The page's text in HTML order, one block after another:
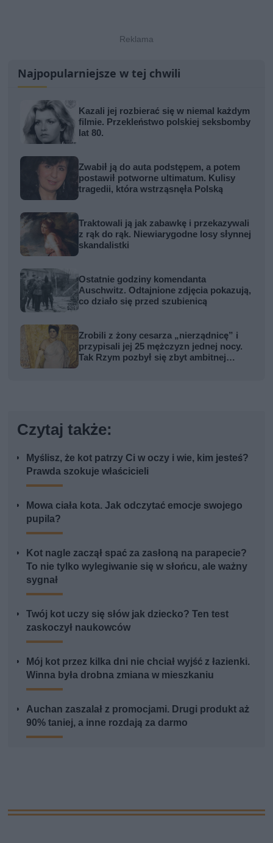
Najpopularniejsze w tej chwili
Kazali jej rozbierać się w niemal każdym
filmie. Przekleństwo polskiej seksbomby
lat 80.
Zwabił ją do auta podstępem, a potem
postawił potworne ultimatum. Kulisy
tragedii, która wstrząsnęła Polską
Traktowali ją jak zabawkę i przekazywali
z rąk do rąk. Niewiarygodne losy słynnej
skandalistki
Ostatnie godziny komendanta
Auschwitz. Odtajnione zdjęcia pokazują,
co działo się przed szubienicą
Zrobili z żony cesarza „nierządnicę” i
przypisali jej 25 mężczyzn jednej nocy.
Tak Rzym pozbył się zbyt ambitnej
Czytaj także:
Myślisz, że kot patrzy Ci w oczy i wie, kim jesteś?
Prawda szokuje właścicieli
Mowa ciała kota. Jak odczytać emocje swojego
pupila?
Kot nagle zaczął spać za zasłoną na parapecie?
To nie tylko wylegiwanie się w słońcu, ale ważny
sygnał
Twój kot uczy się słów jak dziecko? Ten test
zaskoczył naukowców
Mój kot przez kilka dni nie chciał wyjść z łazienki.
Winna była drobna zmiana w mieszkaniu
Auchan zaszalał z promocjami. Drugi produkt aż
90% taniej, a inne rozdają za darmo